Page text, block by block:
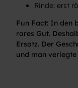
Rinde: erst
Fun Fact: In den
rares Gut.
Ersatz. Der
und man